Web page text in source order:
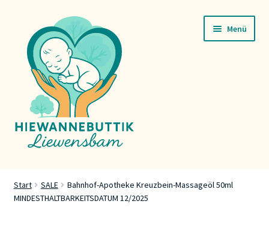
Navigation
springen
Inhalt
springen
Menü
Servicer
Start SALE
Bahnhof-Apotheke Kreuzbein-Massageöl 50ml
MINDESTHALTBARKEITSDATUM 12/2025